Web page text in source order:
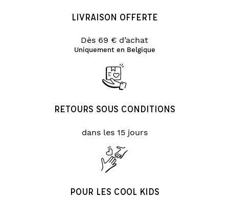
LIVRAISON OFFERTE
Dès 69 € d’achat
Uniquement en Belgique
RETOURS SOUS CONDITIONS
dans les 15 jours
POUR LES COOL KIDS